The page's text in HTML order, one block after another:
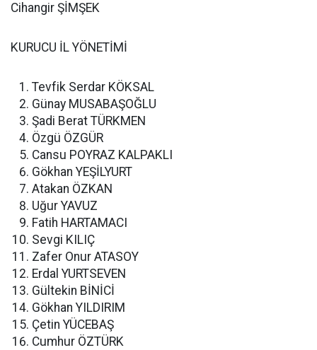
Cihangir ŞİMŞEK
KURUCU İL YÖNETİMİ
Tevfik Serdar KÖKSAL
Günay MUSABAŞOĞLU
Şadi Berat TÜRKMEN
Özgü ÖZGÜR
Cansu POYRAZ KALPAKLI
Gökhan YEŞİLYURT
Atakan ÖZKAN
Uğur YAVUZ
Fatih HARTAMACI
Sevgi KILIÇ
Zafer Onur ATASOY
Erdal YURTSEVEN
Gültekin BİNİCİ
Gökhan YILDIRIM
Çetin YÜCEBAŞ
Cumhur ÖZTÜRK